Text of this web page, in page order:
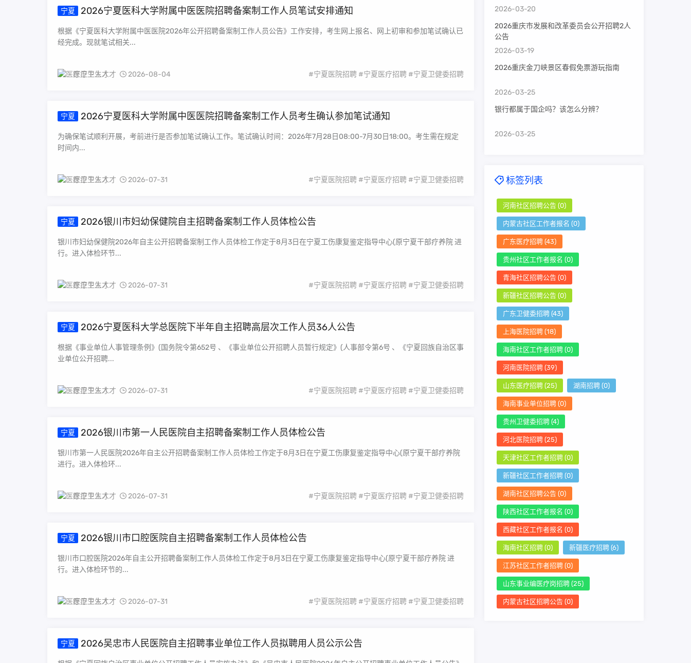
宁夏 2026宁夏医科大学附属中医医院招聘备案制工作人员笔试安排通知
根据《宁夏医科大学附属中医医院2026年公开招聘备案制工作人员公告》工作安排，考生网上报名、网上初审和参加笔试确认已
经完成。现就笔试相关...
医疗卫生人才 2026-08-04 #宁夏医院招聘 #宁夏医疗招聘 #宁夏卫健委招聘
宁夏 2026宁夏医科大学附属中医医院招聘备案制工作人员考生确认参加笔试通知
为确保笔试顺利开展，考前进行是否参加笔试确认工作。笔试确认时间：2026年7月28日08:00-7月30日18:00。考生需在规定
时间内...
医疗卫生人才 2026-07-31 #宁夏医院招聘 #宁夏医疗招聘 #宁夏卫健委招聘
宁夏 2026银川市妇幼保健院自主招聘备案制工作人员体检公告
银川市妇幼保健院2026年自主公开招聘备案制工作人员体检工作定于8月3日在宁夏工伤康复鉴定指导中心(原宁夏干部疗养院 进
行。进入体检环节...
医疗卫生人才 2026-07-31 #宁夏医院招聘 #宁夏医疗招聘 #宁夏卫健委招聘
宁夏 2026宁夏医科大学总医院下半年自主招聘高层次工作人员36人公告
根据《事业单位人事管理条例》(国务院令第652号 、《事业单位公开招聘人员暂行规定》(人事部令第6号 、《宁夏回族自治区事
业单位公开招聘...
医疗卫生人才 2026-07-31 #宁夏医院招聘 #宁夏医疗招聘 #宁夏卫健委招聘
宁夏 2026银川市第一人民医院自主招聘备案制工作人员体检公告
银川市第一人民医院2026年自主公开招聘备案制工作人员体检工作定于8月3日在宁夏工伤康复鉴定指导中心(原宁夏干部疗养院
进行。进入体检环...
医疗卫生人才 2026-07-31 #宁夏医院招聘 #宁夏医疗招聘 #宁夏卫健委招聘
宁夏 2026银川市口腔医院自主招聘备案制工作人员体检公告
银川市口腔医院2026年自主公开招聘备案制工作人员体检工作定于8月3日在宁夏工伤康复鉴定指导中心(原宁夏干部疗养院 进
行。进入体检环节的...
医疗卫生人才 2026-07-31 #宁夏医院招聘 #宁夏医疗招聘 #宁夏卫健委招聘
宁夏 2026吴忠市人民医院自主招聘事业单位工作人员拟聘用人员公示公告
2026-03-20
2026重庆市发展和改革委员会公开招聘2人
公告
2026-03-19
2026重庆金刀峡景区春假免票游玩指南
2026-03-25
银行都属于国企吗？该怎么分辨？
2026-03-25
标签列表
河南社区招聘公告 (0)
内蒙古社区工作者报名 (0)
广东医疗招聘 (43)
贵州社区工作者报名 (0)
青海社区招聘公告 (0)
新疆社区招聘公告 (0)
广东卫健委招聘 (43)
上海医院招聘 (18)
海南社区工作者招聘 (0)
河南医院招聘 (39)
山东医疗招聘 (25) 湖南招聘 (0)
海南事业单位招聘 (0)
贵州卫健委招聘 (4)
河北医院招聘 (25)
天津社区工作者招聘 (0)
新疆社区工作者招聘 (0)
湖南社区招聘公告 (0)
陕西社区工作者报名 (0)
西藏社区工作者报名 (0)
海南社区招聘 (0) 新疆医疗招聘 (6)
江苏社区工作者招聘 (0)
山东事业编医疗岗招聘 (25)
内蒙古社区招聘公告 (0)